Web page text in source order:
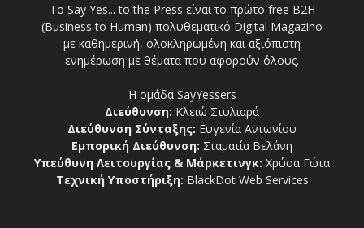
Το Say Yes... to the Press είναι το πρώτο free Β2Η
(Business to Human) πολυθεματικό Digital Magazino
με καθημερινή, ολοκληρωμένη και αξιόπιστη
ενημέρωση με θέματα που αφορούν όλους.
Η ομάδα SayYessers
Διεύθυνση: Κλειώ Στυλιαρά
Διεύθυνση Σύνταξης: Ευγενία Αντωνίου
Εμπορική Διεύθυνση: Σταματία Βελάνη
Υπεύθυνη Λειτουργίας & Μάρκετινγκ: Χρύσα Γώτα
Τεχνική Υποστήριξη: BlackDot Web Services